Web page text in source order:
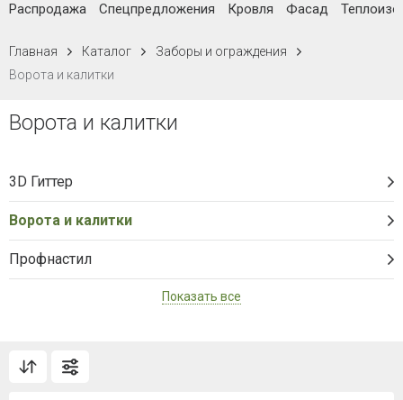
Распродажа Спецпредложения Кровля Фасад
Главная Каталог
Заборы и ограждения
Ворота и калитки
Ворота и калитки
3D Гиттер
Ворота и калитки
Профнастил
Показать все